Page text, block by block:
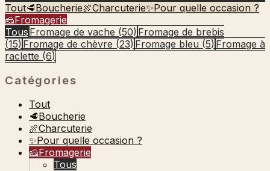
Tout🥩Boucherie🍖Charcuterie✨Pour quelle occasion ?
🧀Fromagerie
Tous Fromage de vache (50) Fromage de brebis
(15) Fromage de chèvre (23) Fromage bleu (5) Fromage à
raclette (6)
Catégories
Tout
🥩Boucherie
🍖Charcuterie
✨Pour quelle occasion ?
🧀Fromagerie
Tous